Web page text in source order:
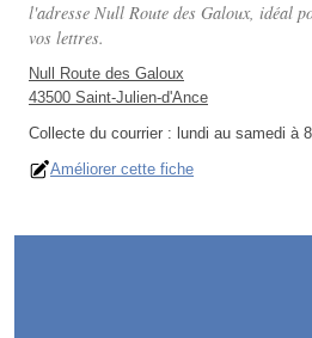
l'adresse Null Route des Galoux, idéal
vos lettres.
Null Route des Galoux
43500 Saint-Julien-d'Ance
Collecte du courrier : lundi au samedi à
Améliorer cette fiche